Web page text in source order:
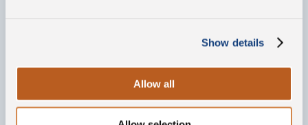
Show details
Allow all